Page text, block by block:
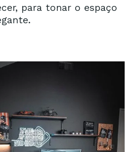
para tonar o espaço